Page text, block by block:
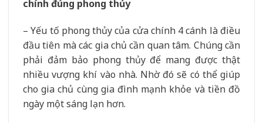
chính đúng phong thủy
– Yếu tố phong thủy của cửa chính 4 cánh là điều
đầu tiên mà các gia chủ cần quan tâm. Chúng cần
phải đảm bảo phong thủy để mang được thật
nhiều vượng khí vào nhà. Nhờ đó sẽ có thể giúp
cho gia chủ cùng gia đình mạnh khỏe và tiền đồ
ngày một sáng lạn hơn.